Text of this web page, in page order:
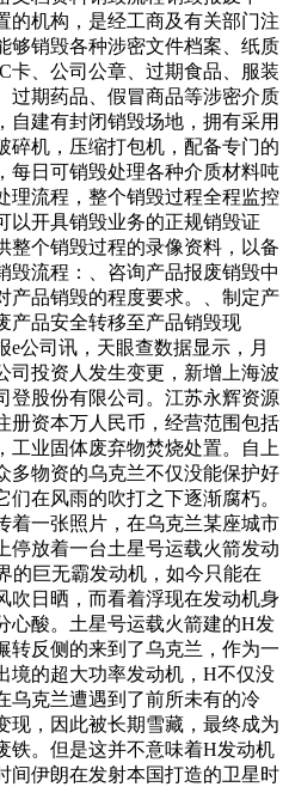
的机构，是经工商及有关部门注
够销毁各种涉密文件档案、纸质
卡、公司公章、过期食品、服装
过期药品、假冒商品等涉密介质
自建有封闭销毁场地，拥有采用
碎机，压缩打包机，配备专门的
每日可销毁处理各种介质材料吨
理流程，整个销毁过程全程监控
以开具销毁业务的正规销毁证
整个销毁过程的录像资料，以备
毁流程：、咨询产品报废销毁中
产品销毁的程度要求。、制定产
产品安全转移至产品销毁现
公司讯，天眼查数据显示，月
司投资人发生变更，新增上海波
登股份有限公司。江苏永辉资源
册资本万人民币，经营范围包括
工业固体废弃物焚烧处置。自上
多物资的乌克兰不仅没能保护好
在风雨的吹打之下逐渐腐朽。
着一张照片，在乌克兰某座城市
停放着一台土星号运载火箭发动
的巨无霸发动机，如今只能在
吹日晒，而看着浮现在发动机身
心酸。土星号运载火箭建的H发
转反侧的来到了乌克兰，作为一
境的超大功率发动机，H不仅没
乌克兰遭遇到了前所未有的冷
现，因此被长期雪藏，最终成为
铁。但是这并不意味着H发动机
间伊朗在发射本国打造的卫星时